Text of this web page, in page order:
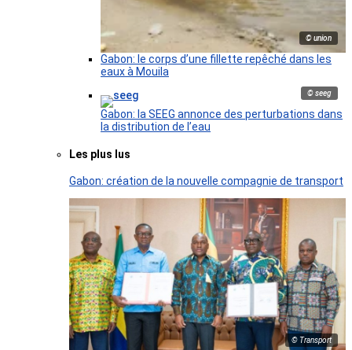
© union
Gabon: le corps d’une fillette repêché dans les
eaux à Mouila
© seeg
Gabon: la SEEG annonce des perturbations dans
la distribution de l’eau
Les plus lus
Gabon: création de la nouvelle compagnie de transport
© Transport